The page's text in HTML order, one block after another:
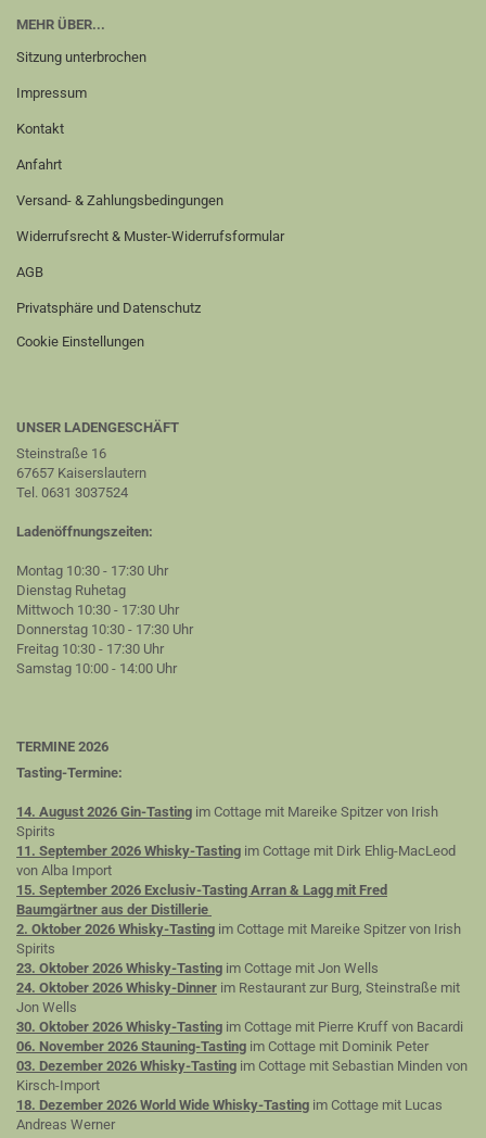
MEHR ÜBER...
Sitzung unterbrochen
Impressum
Kontakt
Anfahrt
Versand- & Zahlungsbedingungen
Widerrufsrecht & Muster-Widerrufsformular
AGB
Privatsphäre und Datenschutz
Cookie Einstellungen
UNSER LADENGESCHÄFT
Steinstraße 16
67657 Kaiserslautern
Tel. 0631 3037524
Ladenöffnungszeiten:
Montag 10:30 - 17:30 Uhr
Dienstag Ruhetag
Mittwoch 10:30 - 17:30 Uhr
Donnerstag 10:30 - 17:30 Uhr
Freitag 10:30 - 17:30 Uhr
Samstag 10:00 - 14:00 Uhr
TERMINE 2026
Tasting-Termine:
14. August 2026 Gin-Tasting im Cottage mit Mareike Spitzer von Irish
Spirits
11. September 2026 Whisky-Tasting im Cottage mit Dirk Ehlig-MacLeod
von Alba Import
15. September 2026 Exclusiv-Tasting Arran & Lagg mit Fred
Baumgärtner aus der Distillerie
2. Oktober 2026 Whisky-Tasting im Cottage mit Mareike Spitzer von Irish
Spirits
23. Oktober 2026 Whisky-Tasting im Cottage mit Jon Wells
24. Oktober 2026 Whisky-Dinner im Restaurant zur Burg, Steinstraße mit
Jon Wells
30. Oktober 2026 Whisky-Tasting im Cottage mit Pierre Kruff von Bacardi
06. November 2026 Stauning-Tasting im Cottage mit Dominik Peter
03. Dezember 2026 Whisky-Tasting im Cottage mit Sebastian Minden von
Kirsch-Import
18. Dezember 2026 World Wide Whisky-Tasting im Cottage mit Lucas
Andreas Werner